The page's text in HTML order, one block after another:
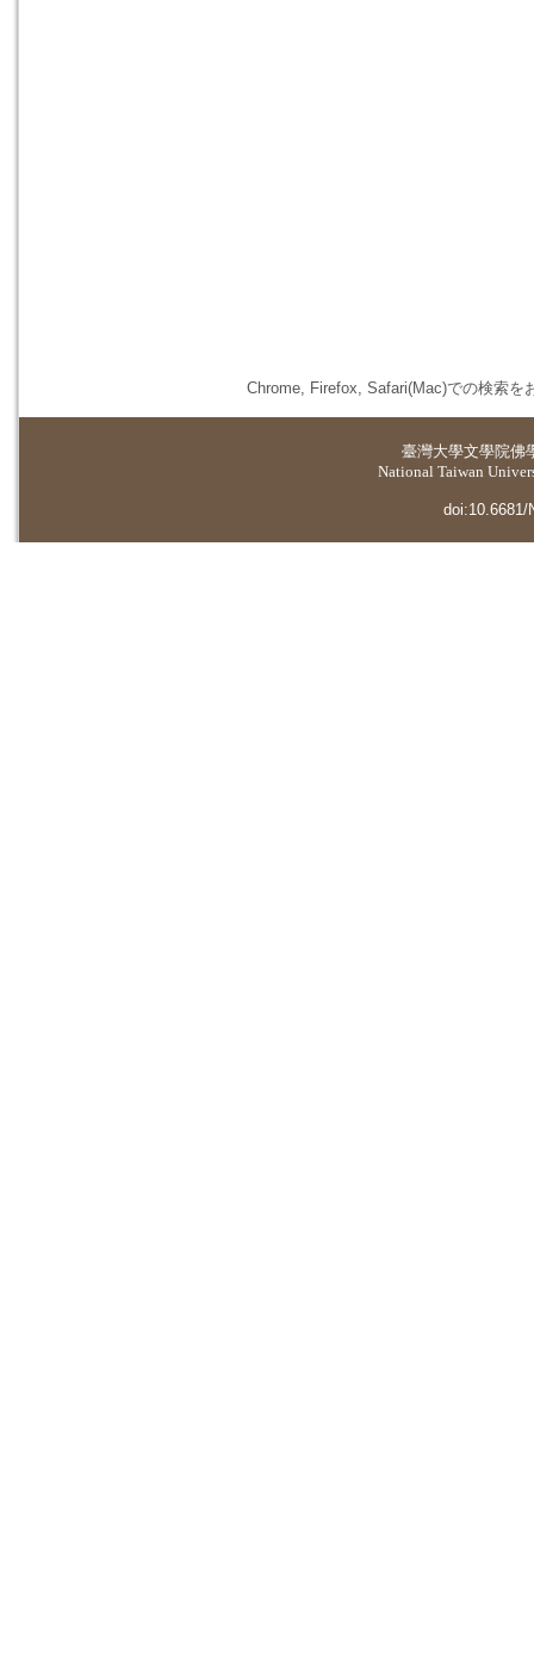
Chrome, Firefox, Safari(Mac)での検索を
臺灣大學文學院佛
National Taiwan
doi:10.6681/